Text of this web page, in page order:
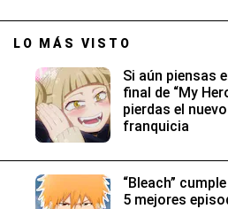
LO MÁS VISTO
Si aún piensas
final de “My
pierdas el
franquicia
“Bleach”
5 mejores